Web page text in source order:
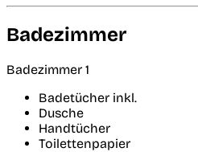
Badezimmer
Badezimmer 1
Badetücher inkl.
Dusche
Handtücher
Toilettenpapier